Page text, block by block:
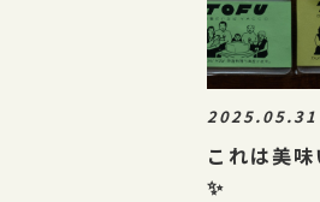
2025.05.31
これは美味い♡
✨